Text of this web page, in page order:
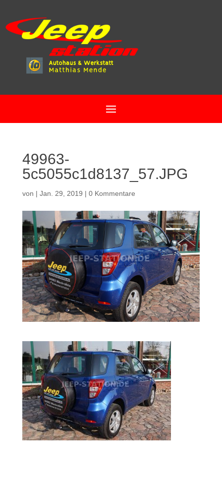
49963-
5c5055c1d8137_57.JPG
von | Jan. 29, 2019 | 0 Kommentare